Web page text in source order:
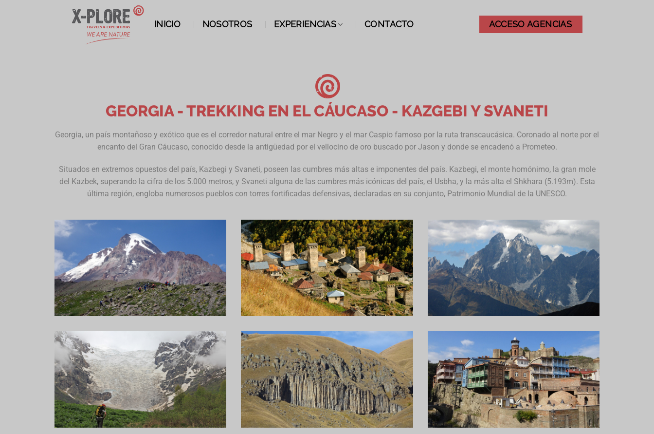
INICIO NOSOTROS EXPERIENCIAS CONTACTO ACCESO AGENCIAS
GEORGIA - TREKKING EN EL CÁUCASO - KAZGEBI Y SVANETI
Georgia, un país montañoso y exótico que es el corredor natural entre el mar Negro y el mar Caspio famoso por la ruta transcaucásica. Coronado al norte por el
encanto del Gran Cáucaso, conocido desde la antigüedad por el vellocino de oro buscado por Jason y donde se encadenó a Prometeo.
Situados en extremos opuestos del país, Kazbegi y Svaneti, poseen las cumbres más altas e imponentes del país. Kazbegi, el monte homónimo, la gran mole
del Kazbek, superando la cifra de los 5.000 metros, y Svaneti alguna de las cumbres más icónicas del país, el Usbha, y la más alta el Shkhara (5.193m). Esta
última región, engloba numerosos pueblos con torres fortificadas defensivas, declaradas en su conjunto, Patrimonio Mundial de la UNESCO.